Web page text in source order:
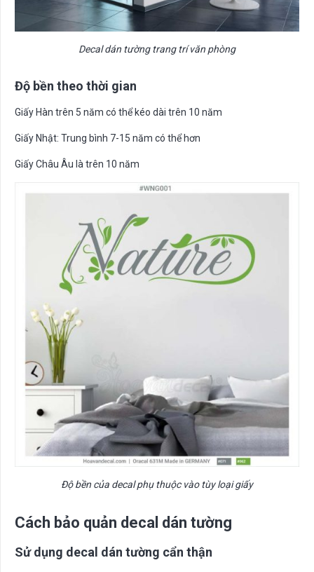
Decal dán tường trang trí văn phòng
Độ bền theo thời gian
Giấy Hàn trên 5 năm có thể kéo dài trên 10 năm
Giấy Nhật: Trung bình 7-15 năm có thể hơn
Giấy Châu Âu là trên 10 năm
Độ bền của decal phụ thuộc vào tùy loại giấy
Cách bảo quản decal dán tường
Sử dụng decal dán tường cẩn thận